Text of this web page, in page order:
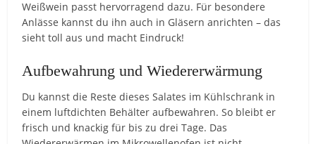
Weißwein passt hervorragend dazu. Für besondere
Anlässe kannst du ihn auch in Gläsern anrichten – das
sieht toll aus und macht Eindruck!
Aufbewahrung und Wiedererwärmung
Du kannst die Reste dieses Salates im Kühlschrank in
einem luftdichten Behälter aufbewahren. So bleibt er
frisch und knackig für bis zu drei Tage. Das